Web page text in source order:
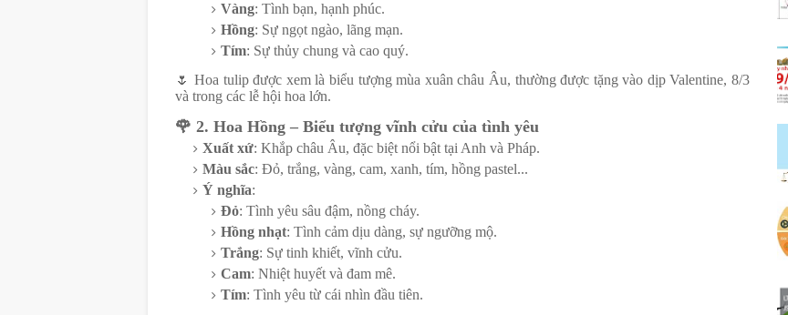
Vàng: Tình bạn, hạnh phúc.
Hồng: Sự ngọt ngào, lãng mạn.
Tím: Sự thủy chung và cao quý.
🌷 Hoa tulip được xem là biểu tượng mùa xuân châu Âu, thường được tặng vào dịp Valentine, 8/3
và trong các lễ hội hoa lớn.
🌹 2. Hoa Hồng – Biểu tượng vĩnh cửu của tình yêu
Xuất xứ: Khắp châu Âu, đặc biệt nổi bật tại Anh và Pháp.
Màu sắc: Đỏ, trắng, vàng, cam, xanh, tím, hồng pastel...
Ý nghĩa:
Đỏ: Tình yêu sâu đậm, nồng cháy.
Hồng nhạt: Tình cảm dịu dàng, sự ngưỡng mộ.
Trắng: Sự tinh khiết, vĩnh cửu.
Cam: Nhiệt huyết và đam mê.
Tím: Tình yêu từ cái nhìn đầu tiên.